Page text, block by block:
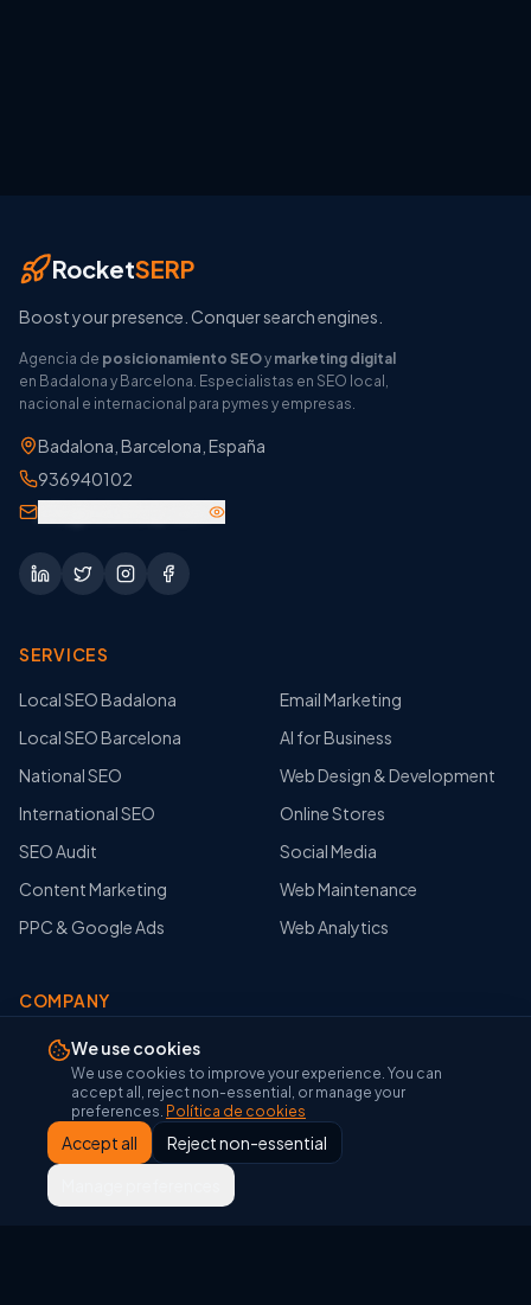
RocketSERP
Boost your presence. Conquer search engines.
Agencia de posicionamiento SEOy marketing digital
en Badalona y Barcelona. Especialistas en SEO local,
nacional e internacional para pymes y empresas.
Badalona Barcelona España
936940102
SERVICES
Local SEO Badalona
Local SEO Barcelona
National SEO
International SEO
SEO Audit
Content Marketing
PPC & Google Ads
Email Marketing
AI for Business
Web Design & Development
Online Stores
Social Media
Web Maintenance
Web Analytics
COMPANY
About Us
Portfolio
Blog
Glosario SEO
Glosario Google Tools
We use cookies
We use cookies to improve your experience. You can
accept all, reject non-essential, or manage your
preferences. Política de cookies
Accept all
Reject non-essential